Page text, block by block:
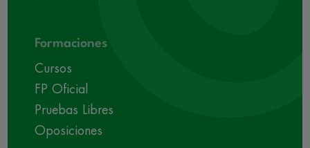
Formaciones
Cursos
FP Oficial
Pruebas Libres
Oposiciones